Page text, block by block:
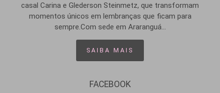
casal Carina e Glederson Steinmetz, que transformam
momentos únicos em lembranças que ficam para
sempre.Com sede em Araranguá...
SAIBA MAIS
FACEBOOK